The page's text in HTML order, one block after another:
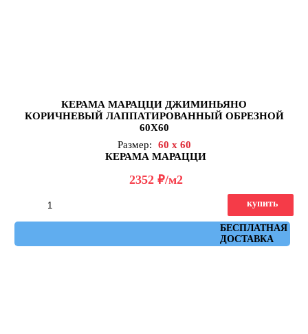
КЕРАМА МАРАЦЦИ ДЖИМИНЬЯНО
КОРИЧНЕВЫЙ ЛАППАТИРОВАННЫЙ ОБРЕЗНОЙ
60Х60
Размер:
60 x 60
КЕРАМА МАРАЦЦИ
2352 д/м2
БЕСПЛАТНАЯ
ДОСТАВКА
купить